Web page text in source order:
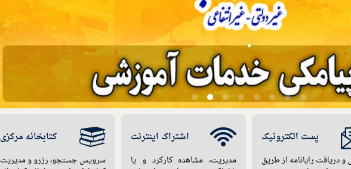
مستقیم با مسئولین دانشگاه
با ارائه انتقادات و پیشنهادات
پست الکترونیک
و دریافت رایانامه از طریق
اشتراک اینترنت
مدیریت، مشاهده کارکرد و یا
کتابخانه مرکزی
سرویس جستجو، رزرو و مدیریت